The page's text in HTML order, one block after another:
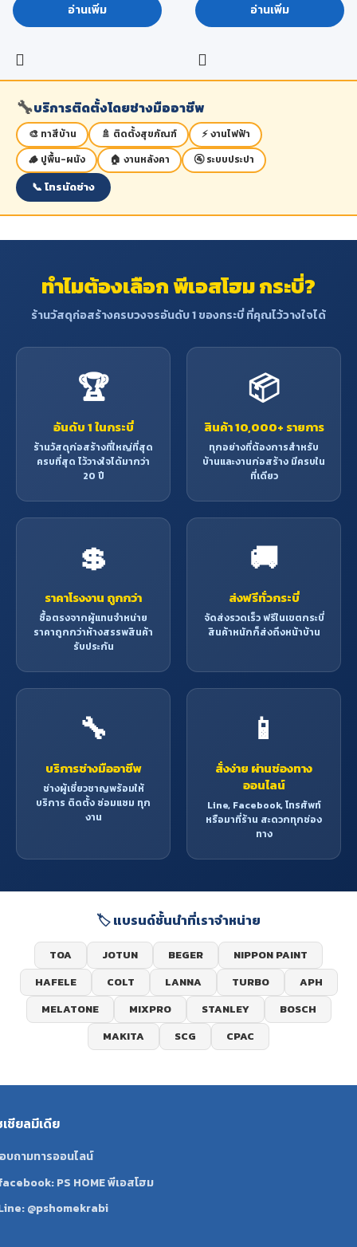
อ่านเพิ่ม อ่านเพิ่ม
🔧บริการติดตั้งโดยช่างมืออาชีพ
🎨 ทาสีบ้าน 🚿 ติดตั้งสุขภัณฑ์
⚡ งานไฟฟ้า
🪵 ปูพื้น-ผนัง
🏠 งานหลังคา 🚰 ระบบประปา
📞 โทรนัดช่าง
ทำไมต้องเลือก พีเอสโฮม กระบี่?
ร้านวัสดุก่อสร้างครบวงจรอันดับ 1 ของกระบี่ ที่คุณไว้วางใจได้
🏆
อันดับ 1 ในกระบี่
ร้านวัสดุก่อสร้างที่ใหญ่ที่สุด
ครบที่สุด ไว้วางใจได้มากว่า
20 ปี
📦
สินค้า 10,000+ รายการ
ทุกอย่างที่ต้องการสำหรับ
บ้านและงานก่อสร้าง มีครบใน
ที่เดียว
💲
ราคาโรงงาน ถูกกว่า
ซื้อตรงจากผู้แทนจำหน่าย
ราคาถูกกว่าห้างสรรพสินค้า
รับประกัน
🚚
ส่งฟรีทั่วกระบี่
จัดส่งรวดเร็ว ฟรีในเขตกระบี่
สินค้าหนักก็ส่งถึงหน้าบ้าน
🔧
บริการช่างมืออาชีพ
ช่างผู้เชี่ยวชาญพร้อมให้
บริการ ติดตั้ง ซ่อมแซม ทุก
งาน
📱
สั่งง่าย ผ่านช่องทาง
ออนไลน์
Line, Facebook, โทรศัพท์
หรือมาที่ร้าน สะดวกทุกช่อง
ทาง
🏷️ แบรนด์ชั้นนำที่เราจำหน่าย
TOA JOTUN BEGER
NIPPON PAINT
HAFELE
COLT LANNA TURBO
APH
MELATONE
MIXPRO STANLEY
BOSCH
MAKITA
SCG CPAC
เชียลมีเดีย
บถามทารออนไลน์
PS HOME พีเอสโฮม
@pshomekrabi